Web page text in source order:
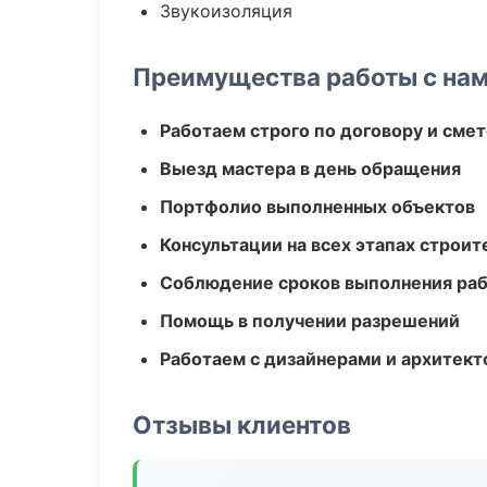
Звукоизоляция
Преимущества работы с
Работаем строго по договору и
Выезд мастера в день обращения
Портфолио выполненных объектов
Консультации на всех этапах
Соблюдение сроков выполнения
Помощь в получении разрешений
Работаем с дизайнерами и
Отзывы клиентов